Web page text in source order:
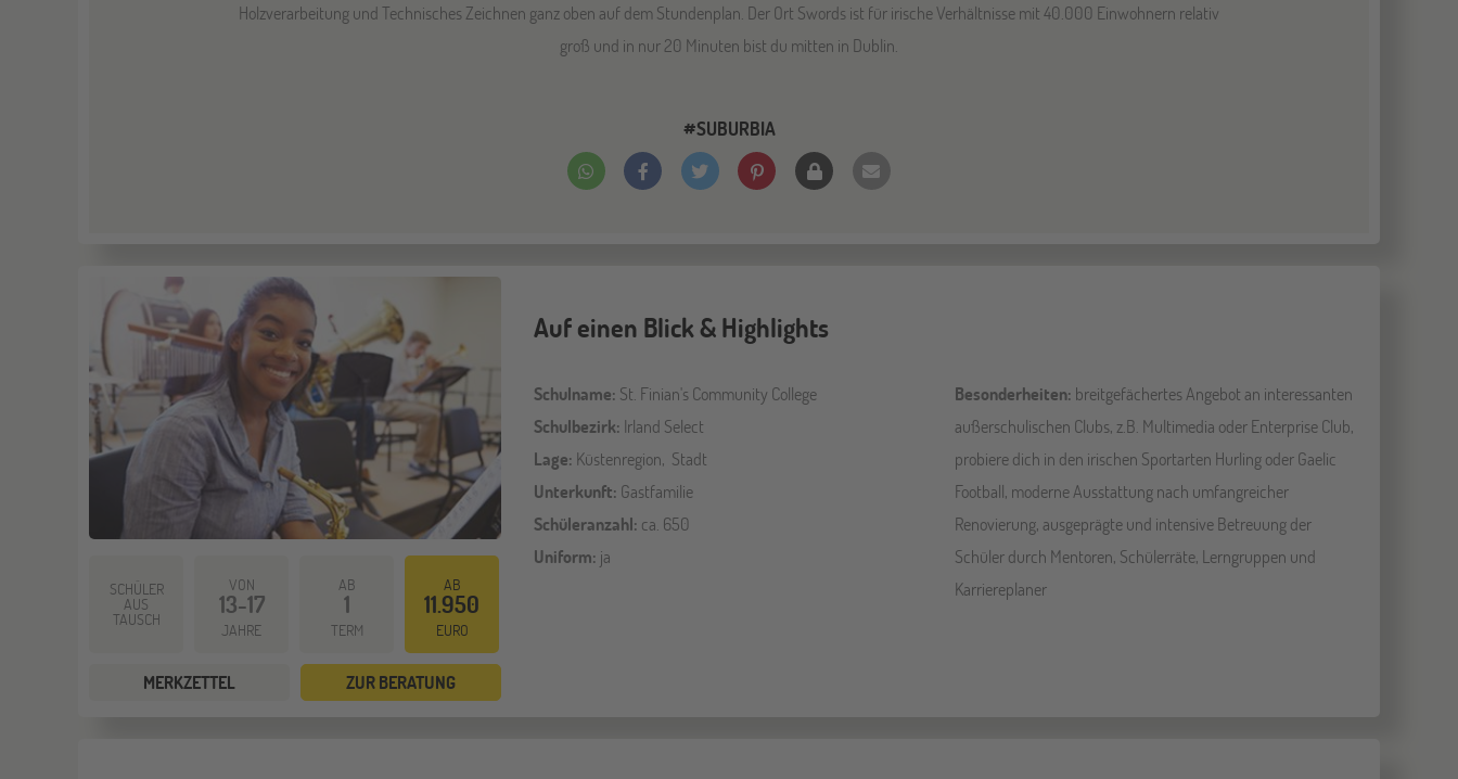
Holzverarbeitung und Technisches Zeichnen ganz oben auf dem Stundenplan. Der Ort Swords ist für irische Verhältnisse mit 40.000 Einwohnern relativ
groß und in nur 20 Minuten bist du mitten in Dublin.
#SUBURBIA
SCHÜLER
AUS
TAUSCH
VON
13-17
JAHRE
AB
1
TERM
AB
11.950
EURO
MERKZETTEL ZUR BERATUNG
Auf einen Blick & Highlights
Schulname: St. Finian's Community College
Schulbezirk: Irland Select
Lage: Küstenregion, Stadt
Unterkunft: Gastfamilie
Schüleranzahl: ca. 650
Uniform: ja
Besonderheiten: breitgefächertes Angebot an interessanten
außerschulischen Clubs, z.B. Multimedia oder Enterprise Club,
probiere dich in den irischen Sportarten Hurling oder Gaelic
Football, moderne Ausstattung nach umfangreicher
Renovierung, ausgeprägte und intensive Betreuung der
Schüler durch Mentoren, Schülerräte, Lerngruppen und
Karriereplaner